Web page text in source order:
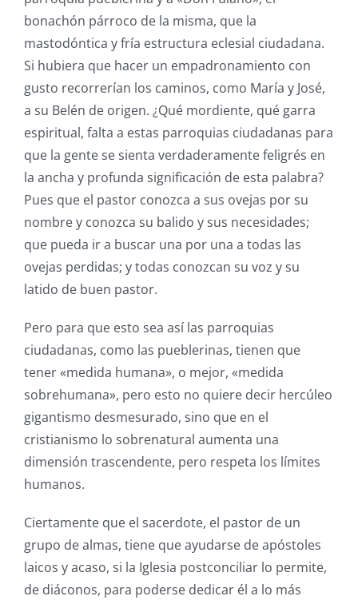
bonachón párroco de la misma, que la
mastodóntica y fría estructura eclesial ciudadana.
Si hubiera que hacer un empadronamiento con
gusto recorrerían los caminos, como María y José,
a su Belén de origen. ¿Qué mordiente, qué garra
espiritual, falta a estas parroquias ciudadanas para
que la gente se sienta verdaderamente feligrés en
la ancha y profunda significación de esta palabra?
Pues que el pastor conozca a sus ovejas por su
nombre y conozca su balido y sus necesidades;
que pueda ir a buscar una por una a todas las
ovejas perdidas; y todas conozcan su voz y su
latido de buen pastor.
Pero para que esto sea así las parroquias
ciudadanas, como las pueblerinas, tienen que
tener «medida humana», o mejor, «medida
sobrehumana», pero esto no quiere decir hercúleo
gigantismo desmesurado, sino que en el
cristianismo lo sobrenatural aumenta una
dimensión trascendente, pero respeta los límites
humanos.
Ciertamente que el sacerdote, el pastor de un
grupo de almas, tiene que ayudarse de apóstoles
laicos y acaso, si la Iglesia postconciliar lo permite,
de diáconos, para poderse dedicar él a lo más